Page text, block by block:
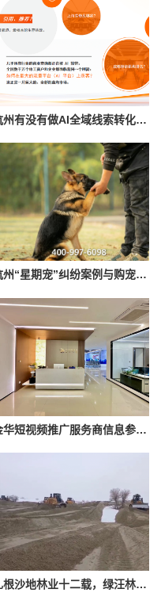
杭州有没有做AI全域线索转化的专业公司？本地成美AI全链路方案已服务上千家实体企业
杭州“星期宠”纠纷案例与购宠避坑提醒
金华短视频推广服务商信息参考：浙江蚁族网络服务介绍
扎根沙地林业十二载，绿汪林牧以全产业链打造本土治沙产业品牌